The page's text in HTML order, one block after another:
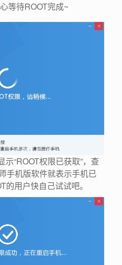
等待ROOT完成~
“ROOT权限已获取”，查
手机版软件就表示手机已
的用户快自己试试吧。